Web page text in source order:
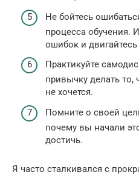
Не бойтесь
процесса обучения.
ошибок и
Практикуйте
привычку делать то,
не хочется.
Помните о своей
почему вы начали
достичь.
Я часто сталкивался с